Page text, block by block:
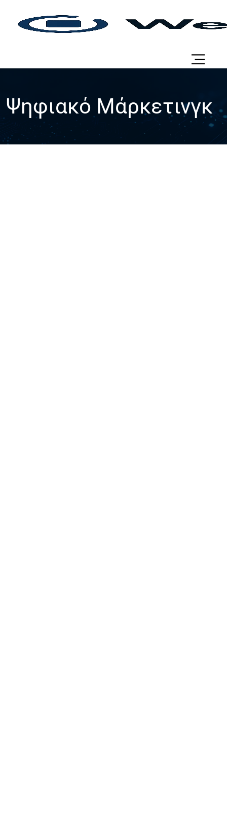
Ψηφιακό Μάρκετινγκ